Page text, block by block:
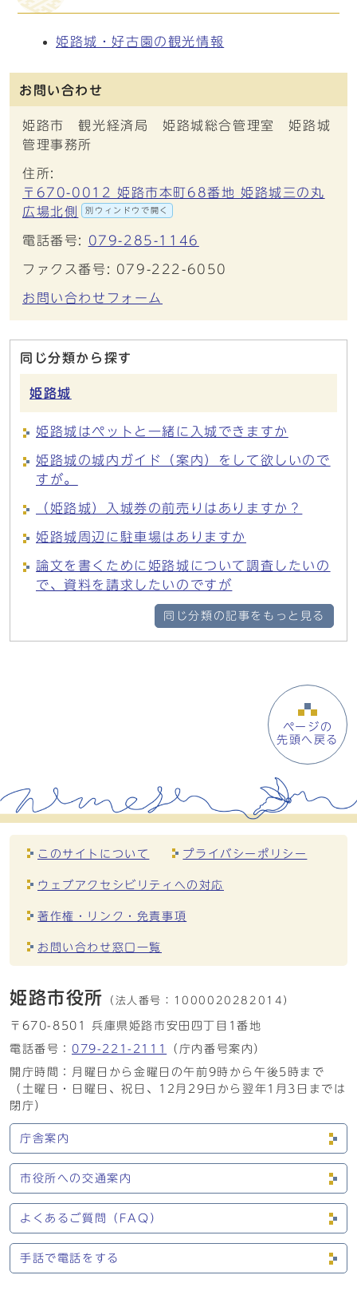
姫路城・好古園の観光情報
お問い合わせ
姫路市 観光経済局 姫路城総合管理室 姫路城
管理事務所
住所:
〒670-0012 姫路市本町68番地 姫路城三の丸
広場北側
別ウィンドウで開く
電話番号: 079-285-1146
ファクス番号: 079-222-6050
お問い合わせフォーム
同じ分類から探す
姫路城
姫路城はペットと一緒に入城できますか
姫路城の城内ガイド（案内）をして欲しいので
すが。
（姫路城）入城券の前売りはありますか？
姫路城周辺に駐車場はありますか
論文を書くために姫路城について調査したいの
で、資料を請求したいのですが
同じ分類の記事をもっと見る
ページの
先頭へ戻る
このサイトについて プライバシーポリシー
ウェブアクセシビリティへの対応
著作権・リンク・免責事項
お問い合わせ窓口一覧
姫路市役所 （法人番号： 1000020282014）
〒670-8501 兵庫県姫路市安田四丁目1番地
電話番号： 079-221-2111
（庁内番号案内）
開庁時間：月曜日から金曜日の午前9時から午後5時まで
（土曜日・日曜日、祝日、12月29日から翌年1月3日までは
閉庁）
庁舎案内
市役所への交通案内
よくあるご質問（FAQ）
手話で電話をする